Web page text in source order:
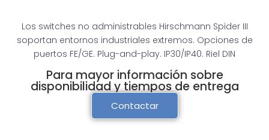
Los switches no administrables Hirschmann Spider III
soportan entornos industriales extremos. Opciones de
puertos FE/GE. Plug-and-play. IP30/IP40. Riel DIN
Para mayor información sobre
disponibilidad y tiempos de entrega
Contactar